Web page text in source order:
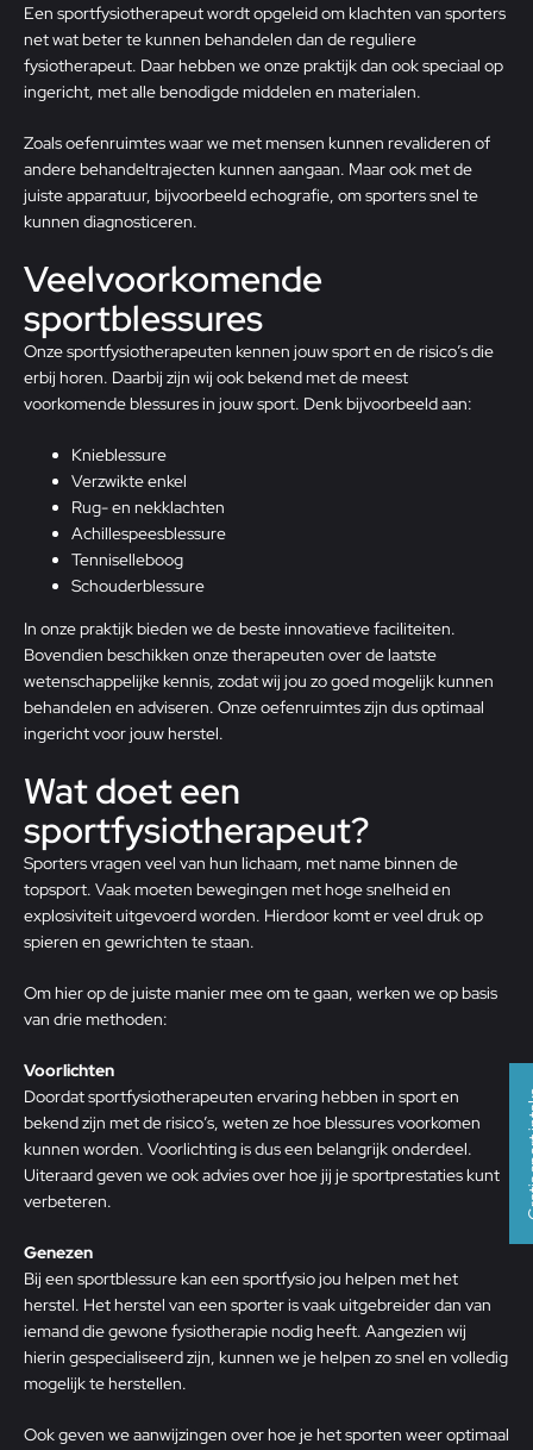
Een sportfysiotherapeut wordt opgeleid om klachten van sporters
net wat beter te kunnen behandelen dan de reguliere
fysiotherapeut. Daar hebben we onze praktijk dan ook speciaal op
ingericht, met alle benodigde middelen en materialen.
Zoals oefenruimtes waar we met mensen kunnen revalideren of
andere behandeltrajecten kunnen aangaan. Maar ook met de
juiste apparatuur, bijvoorbeeld echografie, om sporters snel te
kunnen diagnosticeren.
Veelvoorkomende
sportblessures
Onze sportfysiotherapeuten kennen jouw sport en de risico’s die
erbij horen. Daarbij zijn wij ook bekend met de meest
voorkomende blessures in jouw sport. Denk bijvoorbeeld aan:
Knieblessure
Verzwikte enkel
Rug- en nekklachten
Achillespeesblessure
Tenniselleboog
Schouderblessure
In onze praktijk bieden we de beste innovatieve faciliteiten.
Bovendien beschikken onze therapeuten over de laatste
wetenschappelijke kennis, zodat wij jou zo goed mogelijk kunnen
behandelen en adviseren. Onze oefenruimtes zijn dus optimaal
ingericht voor jouw herstel.
Wat doet een
sportfysiotherapeut?
Sporters vragen veel van hun lichaam, met name binnen de
topsport. Vaak moeten bewegingen met hoge snelheid en
explosiviteit uitgevoerd worden. Hierdoor komt er veel druk op
spieren en gewrichten te staan.
Om hier op de juiste manier mee om te gaan, werken we op basis
van drie methoden:
Voorlichten
Doordat sportfysiotherapeuten ervaring hebben in sport en
bekend zijn met de risico’s, weten ze hoe blessures voorkomen
kunnen worden. Voorlichting is dus een belangrijk onderdeel.
Uiteraard geven we ook advies over hoe jij je sportprestaties kunt
verbeteren.
Genezen
Bij een sportblessure kan een sportfysio jou helpen met het
herstel. Het herstel van een sporter is vaak uitgebreider dan van
iemand die gewone fysiotherapie nodig heeft. Aangezien wij
hierin gespecialiseerd zijn, kunnen we je helpen zo snel en volledig
mogelijk te herstellen.
Ook geven we aanwijzingen over hoe je het sporten weer optimaal